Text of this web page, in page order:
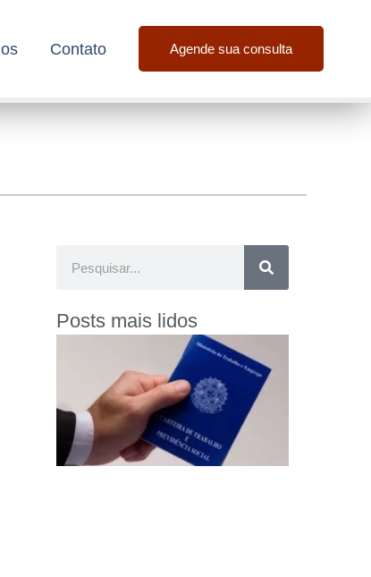
Contato Agende sua consulta
Posts mais lidos